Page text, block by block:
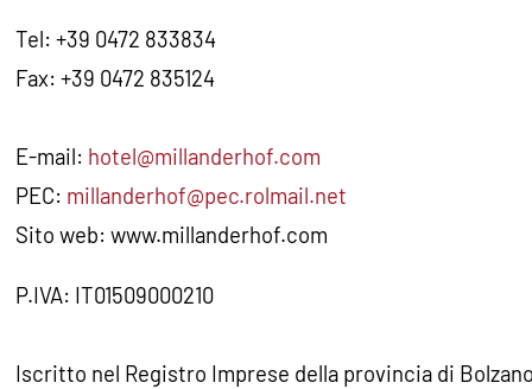
Tel:+39 0472 833834
Fax:+39 0472 835124
E-mail: hotel@millanderhof.com
PEC: millanderhof@pec.rolmail.net
Sito web:www.millanderhof.com
P.IVA: IT01509000210
Iscritto nel Registro Imprese della provincia di